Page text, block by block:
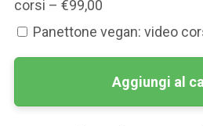
corsi – €99,00
Panettone vegan: video
Aggiungi al